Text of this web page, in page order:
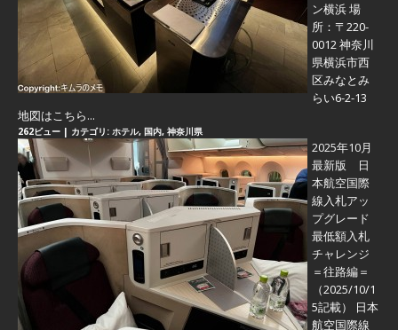
ン横浜 場
所：〒220-
0012 神奈川
県横浜市西
区みなとみ
らい6-2-13
地図はこちら...
262ビュー | カテゴリ: ホテル, 国内, 神奈川県
2025年10月
最新版 日
本航空国際
線入札アッ
プグレード
最低額入札
チャレンジ
＝往路編＝
（2025/10/1
5記載） 日本
航空国際線